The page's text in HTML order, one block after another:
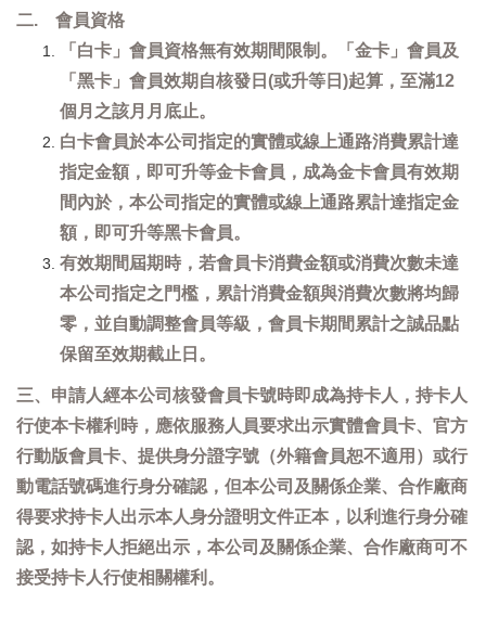
二. 會員資格
「白卡」會員資格無有效期間限制。「金卡」會員及
「黑卡」會員效期自核發日(或升等日)起算，至滿12
個月之該月月底止。
白卡會員於本公司指定的實體或線上通路消費累計達
指定金額，即可升等金卡會員，成為金卡會員有效期
間內於，本公司指定的實體或線上通路累計達指定金
額，即可升等黑卡會員。
有效期間屆期時，若會員卡消費金額或消費次數未達
本公司指定之門檻，累計消費金額與消費次數將均歸
零，並自動調整會員等級，會員卡期間累計之誠品點
保留至效期截止日。
三、申請人經本公司核發會員卡號時即成為持卡人，持卡人
行使本卡權利時，應依服務人員要求出示實體會員卡、官方
行動版會員卡、提供身分證字號（外籍會員恕不適用）或行
動電話號碼進行身分確認，但本公司及關係企業、合作廠商
得要求持卡人出示本人身分證明文件正本，以利進行身分確
認，如持卡人拒絕出示，本公司及關係企業、合作廠商可不
接受持卡人行使相關權利。